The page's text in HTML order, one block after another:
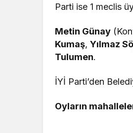
Parti ise 1 meclis
Metin Günay
Kumaş,Yılmaz
Tulumen.
İYİ Parti’den
Oyların